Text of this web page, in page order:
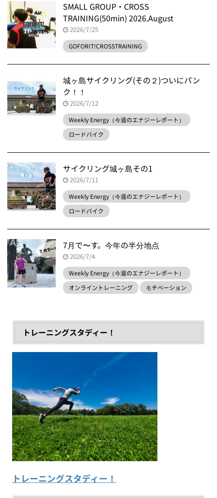
SMALL GROUP・CROSS
TRAINING(50min) 2026.August
2026/7/25
GOFORIT!CROSSTRAINING
城ヶ島サイクリング(その２)ついにパン
ク！！
2026/7/12
Weekly Energy（今週のエナジーレポート）
ロードバイク
サイクリング城ヶ島その1
2026/7/11
Weekly Energy（今週のエナジーレポート）
ロードバイク
7月で〜す。今年の半分地点
2026/7/4
Weekly Energy（今週のエナジーレポート）
オンライントレーニング
モチベーション
トレーニングスタディー！
トレーニングスタディー！